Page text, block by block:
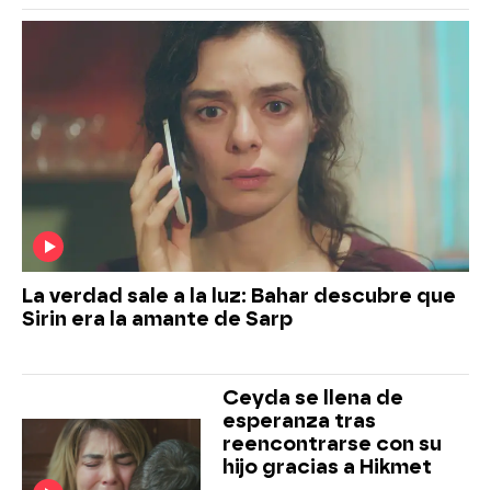
La verdad sale a la luz: Bahar descubre que
Sirin era la amante de Sarp
Ceyda se llena de
esperanza tras
reencontrarse con su
hijo gracias a Hikmet